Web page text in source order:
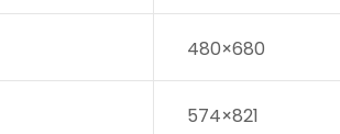
480×680
574×821